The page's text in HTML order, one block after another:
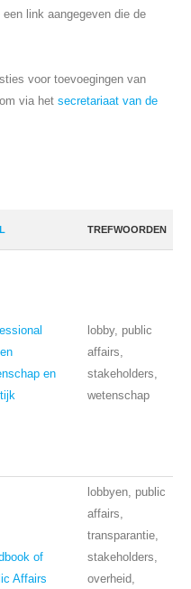
link aangegeven die de
voor toevoegingen van
via het secretariaat van de
TREFWOORDEN
en
lobby, public
affairs,
stakeholders,
wetenschap
of
Affairs
lobbyen, public
affairs,
transparantie,
stakeholders,
overheid,